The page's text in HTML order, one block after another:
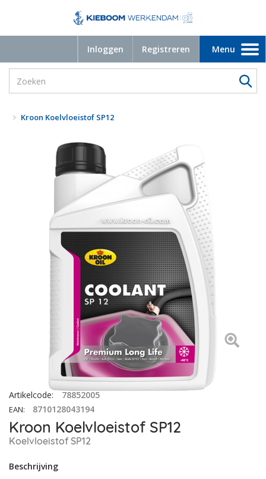
Inloggen Registreren
Toggle
navigation
Menu
Kroon Koelvloeistof SP12
Artikelcode: 78852005
EAN: 8710128043194
Kroon Koelvloeistof SP12
Koelvloeistof SP12
Beschrijving